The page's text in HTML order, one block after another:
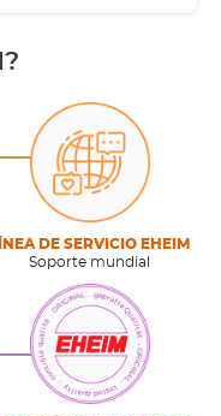
DE SERVICIO EHEIM
Soporte mundial